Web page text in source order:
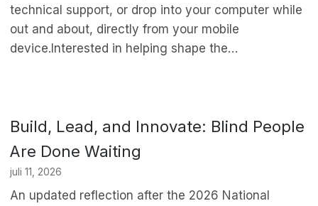
technical support, or drop into your computer while
out and about, directly from your mobile
device.Interested in helping shape the…
Build, Lead, and Innovate: Blind People
Are Done Waiting
juli 11, 2026
An updated reflection after the 2026 National